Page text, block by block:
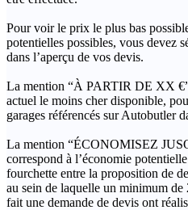
Pour voir le prix le plus bas
potentielles possibles, vous devez
dans l’aperçu de vos devis.
La mention “À PARTIR DE XX
actuel le moins cher disponible,
garages référencés sur Autobutler
La mention “ÉCONOMISEZ
correspond à l’économie
fourchette entre la proposition de
au sein de laquelle un minimum
fait une demande de devis ont